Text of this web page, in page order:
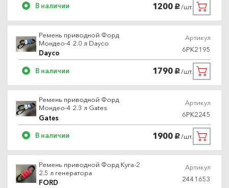
В наличии 1200 руб./шт.
Ремень приводной Форд
Мондео-4 2.0 л Dayco
Dayco
Артикул
6PK2195
В наличии 1790 руб./шт.
Ремень приводной Форд
Мондео-4 2.3 л Gates
Gates
Артикул
6PK2245
В наличии 1900 руб./шт.
Ремень приводной Форд Куга-2
2.5 л генератора
FORD
Артикул
2441653